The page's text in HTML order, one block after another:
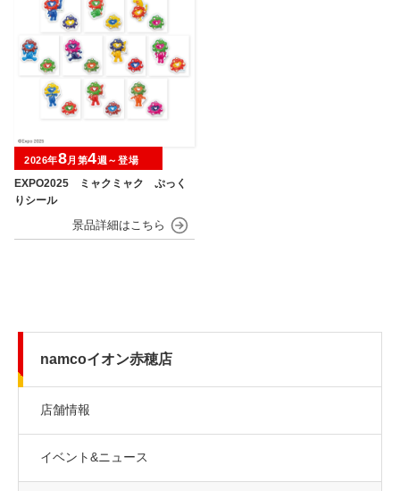
EXPO2025 ミャクミャク ぷっく
りシール
2026年8月第4週～登場
namcoイオン赤穂店
店舗情報
イベント&ニュース